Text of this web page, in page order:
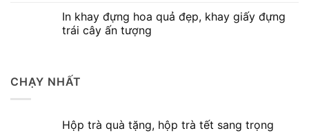
In khay đựng hoa quả đẹp, khay giấy đựng
trái cây ấn tượng
CHẠY NHẤT
Hộp trà quà tặng, hộp trà tết sang trọng